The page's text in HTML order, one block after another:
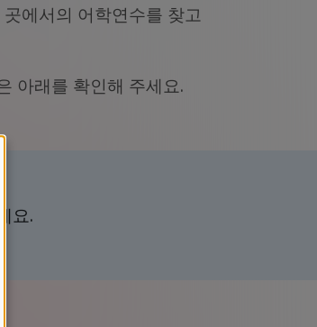
에서의 어학연수를 찾고
아래를 확인해 주세요.
요.